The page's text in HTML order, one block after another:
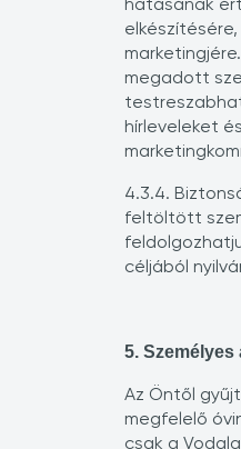
hatásának
megadott
hírleveleket
4.3.4.
feltöltött
céljából
5.
Az Öntől
megfelelő
csak a